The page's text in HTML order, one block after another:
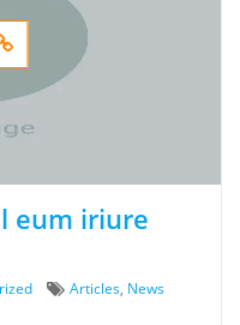
eum iriure
Tags
Articles, News
iriure dolor